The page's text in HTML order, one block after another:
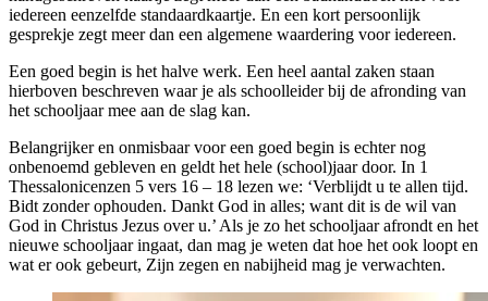
iedereen eenzelfde standaardkaartje. En een kort persoonlijk
gesprekje zegt meer dan een algemene waardering voor iedereen.
Een goed begin is het halve werk. Een heel aantal zaken staan
hierboven beschreven waar je als schoolleider bij de afronding van
het schooljaar mee aan de slag kan.
Belangrijker en onmisbaar voor een goed begin is echter nog
onbenoemd gebleven en geldt het hele (school)jaar door. In 1
Thessalonicenzen 5 vers 16 – 18 lezen we: ‘Verblijdt u te allen tijd.
Bidt zonder ophouden. Dankt God in alles; want dit is de wil van
God in Christus Jezus over u.’ Als je zo het schooljaar afrondt en het
nieuwe schooljaar ingaat, dan mag je weten dat hoe het ook loopt en
wat er ook gebeurt, Zijn zegen en nabijheid mag je verwachten.